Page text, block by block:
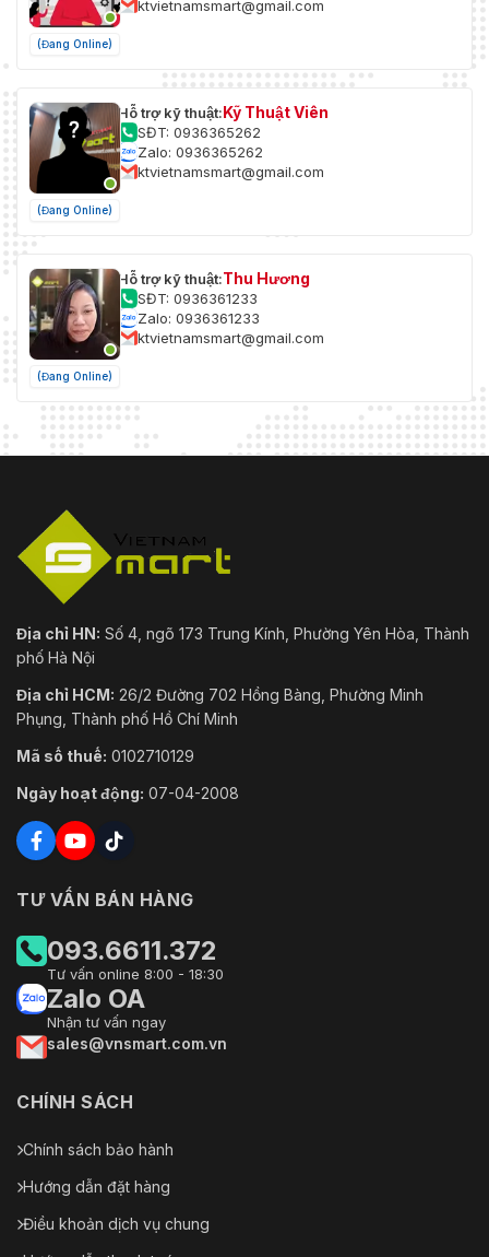
Cổng lưu trữ
1 cổng SD/SDHC/SDXC (lên đến
Nguồn điện 24V AC ± 10% / 12V DC ± 10%
Tiêu thụ điện năng
35 W (công suất tiêu chuẩn), 60
158°F)
Độ ẩm hoạt động 95% hoặc ít hơn
Bảo vệ
(Đang Online)
ktvietnamsmart@gmail.com
(Đang Online)
Hỗ trợ kỹ thuật:Kỹ Thuật Viên
SĐT: 0936365262
Zalo: 0936365262
ktvietnamsmart@gmail.com
(Đang Online)
Hỗ trợ kỹ thuật:Thu Hương
SĐT: 0936361233
Zalo: 0936361233
ktvietnamsmart@gmail.com
Địa chỉ HN: Số 4, ngõ 173 Trung Kính, Phường Yên Hòa, Thành
phố Hà Nội
Địa chỉ HCM: 26/2 Đường 702 Hồng Bàng, Phường Minh
Phụng, Thành phố Hồ Chí Minh
Mã số thuế: 0102710129
Ngày hoạt động: 07-04-2008
TƯ VẤN BÁN HÀNG
093.6611.372
Tư vấn online 8:00 - 18:30
Zalo OA
Nhận tư vấn ngay
sales@vnsmart.com.vn
CHÍNH SÁCH
Chính sách bảo hành
Hướng dẫn đặt hàng
Điều khoản dịch vụ chung